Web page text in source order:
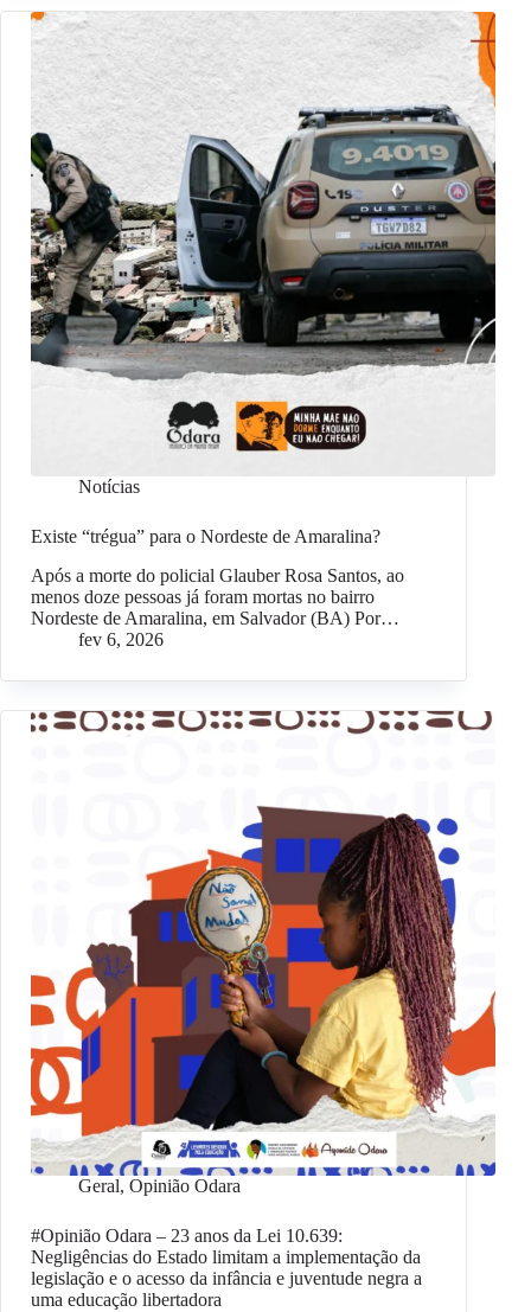
Notícias
Existe “trégua” para o Nordeste de Amaralina?
Após a morte do policial Glauber Rosa Santos, ao
menos doze pessoas já foram mortas no bairro
Nordeste de Amaralina, em Salvador (BA) Por…
fev 6, 2026
Geral, Opinião Odara
#Opinião Odara – 23 anos da Lei 10.639:
Negligências do Estado limitam a implementação da
legislação e o acesso da infância e juventude negra a
uma educação libertadora